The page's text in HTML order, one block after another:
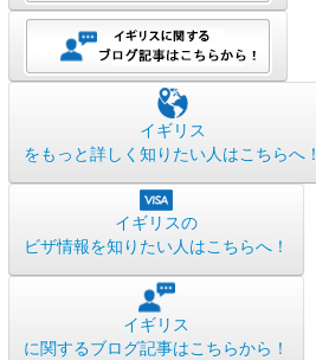
イギリス
をもっと詳しく知りたい人はこちらへ！
イギリスの
ビザ情報を知りたい人はこちらへ！
イギリス
に関するブログ記事はこちらから！